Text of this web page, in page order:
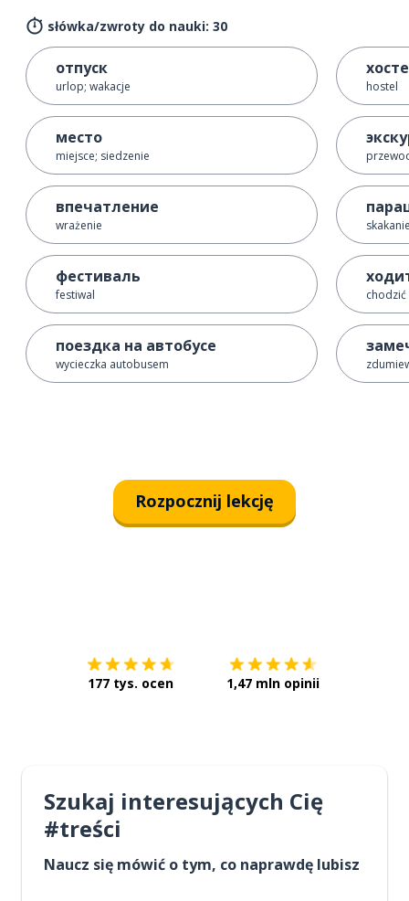
słówka/zwroty do nauki: 30
отпуск
urlop; wakacje
место
miejsce; siedzenie
впечатление
wrażenie
фестиваль
festiwal
поездка на автобусе
wycieczka autobusem
hostel
chodzić
Rozpocznij lekcję
177 tys. ocen 1,47 mln opinii
Szukaj interesujących Cię
#treści
Naucz się mówić o tym, co naprawdę lubisz